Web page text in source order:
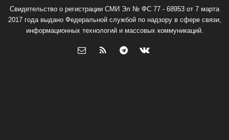
Свидетельство о регистрации СМИ Эл № ФС 77 - 68953 от 7 марта
2017 года выдано Федеральной службой по надзору в сфере связи,
информационных технологий и массовых коммуникаций.